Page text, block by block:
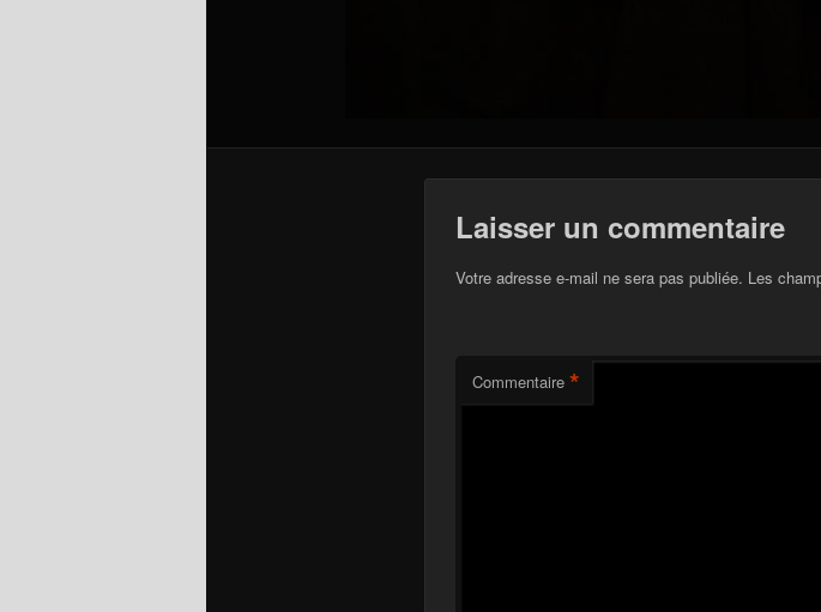
Laisser un commentaire
Votre adresse e-mail ne sera pas publiée. Les
Commentaire *